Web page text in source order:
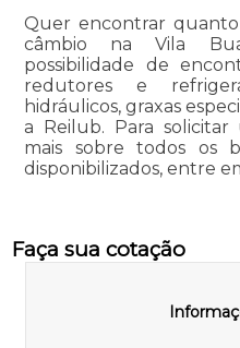
Quer encontrar
câmbio na Vila
possibilidade de
redutores e
hidráulicos, graxas
a Reilub. Para
mais sobre todos os
disponibilizados, entre
Faça sua cotação